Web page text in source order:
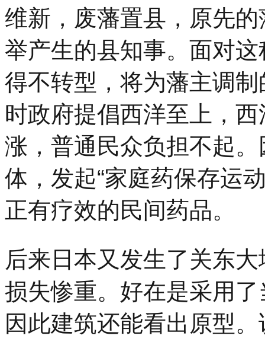
维新，废藩置县，原先
举产生的县知事。面对
得不转型，将为藩主调
时政府提倡西洋至上，
涨，普通民众负担不起
体，发起“家庭药保存运
正有疗效的民间药品。
后来日本又发生了关东
损失惨重。好在是采用
因此建筑还能看出原型